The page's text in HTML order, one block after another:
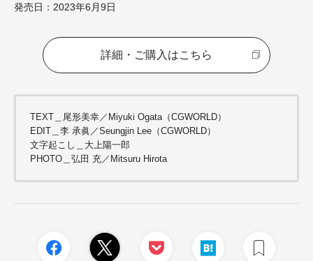
発売日：2023年6月9日
詳細・ご購入はこちら
TEXT＿尾形美幸／Miyuki Ogata（CGWORLD）
EDIT＿李 承眞／Seungjin Lee（CGWORLD）
文字起こし＿大上陽一郎
PHOTO＿弘田 充／Mitsuru Hirota